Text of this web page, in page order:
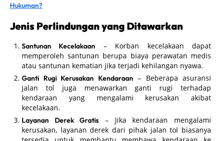
Hukuman?
Jenis Perlindungan yang Ditawarkan
Santunan Kecelakaan – Korban kecelakaan dapat
memperoleh santunan berupa biaya perawatan medis
atau santunan kematian jika terjadi kehilangan nyawa.
Ganti Rugi Kerusakan Kendaraan– Beberapa asuransi
jalan tol juga menawarkan ganti rugi terhadap
kendaraan yang mengalami kerusakan akibat
kecelakaan.
Layanan Derek Gratis – Jika kendaraan mengalami
kerusakan, layanan derek dari pihak jalan tol biasanya